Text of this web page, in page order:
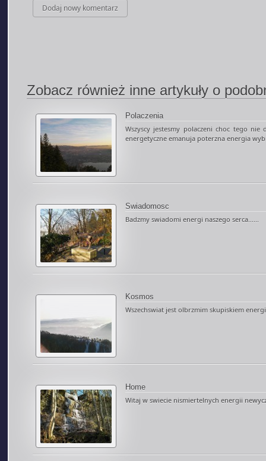
Dodaj nowy komentarz
Zobacz również inne artykuły o
Polaczenia
Wszyscy jestesmy polaczeni choc tego nie
energetyczne emanuja poterzna energia
Swiadomosc
Badzmy swiadomi energi naszego serca......
Kosmos
Wszechswiat jest olbrzmim skupiskiem
Home
Witaj w swiecie nismiertelnych energii